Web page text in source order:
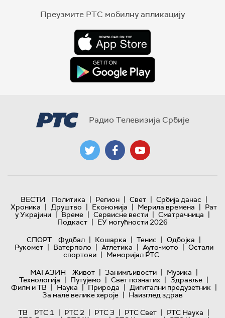
Преузмите РТС мобилну апликацију
Радио Телевизија Србије
ВЕСТИ Политика | Регион | Свет | Србија данас |
Хроника | Друштво | Економија | Мерила времена | Рат
у Украјини | Време | Сервисне вести | Сматрачница |
Подкаст | ЕУ могућности 2026
СПОРТ
Фудбал | Кошарка | Тенис | Одбојка |
Рукомет | Ватерполо | Атлетика | Ауто-мото | Остали
спортови | Меморијал РТС
МАГАЗИН
Живот | Занимљивости | Музика |
Технологијa | Путујемо | Свет познатих | Здравље |
Филм и ТВ | Наука | Природа | Дигитални предузетник |
За мале велике хероје | Наизглед здрав
ТВ
РТС 1 | РТС 2 | РТС 3 | РТС Свет | РТС Наука |